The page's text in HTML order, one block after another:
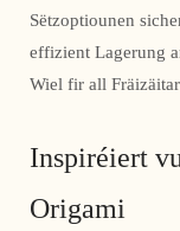
Sëtzoptiounen
effizient Lagerung
Wiel fir all
Inspiréiert
Origami